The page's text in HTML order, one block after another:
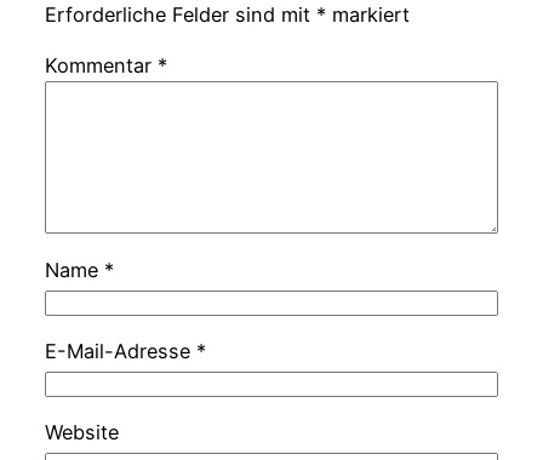
Erforderliche Felder sind mit * markiert
Kommentar *
Name *
E-Mail-Adresse *
Website